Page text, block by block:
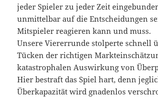
jeder Spieler zu jeder Zeit
unmittelbar auf die Entscheidungen
Mitspieler reagieren kann und muss.
Unsere Viererrunde stolperte schnell
Tücken der richtigen
katastrophalen Auswirkung von
Hier bestraft das Spiel hart, denn
Überkapazität wird gnadenlos